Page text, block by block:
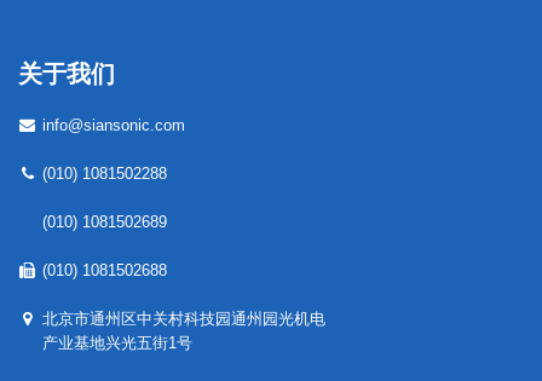
关于我们
info@siansonic.com
(010) 1081502288
(010) 1081502689
(010) 1081502688
北京市通州区中关村科技园通州园光机电
产业基地兴光五街1号